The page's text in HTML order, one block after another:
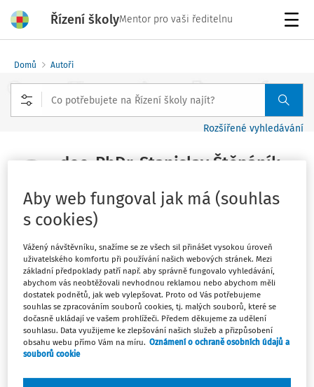
Řízení školyMentor pro vaši ředitelnu
Domů Autoři
Rozšířené vyhledávání
doc. PhDr. Stanislav Štěpáník,
Sledovat autora
Katedra českého jazyka a literatury, Pedagogická
fakulta Univerzity Palackého v Olomouci
Filtr
Aby web fungoval jak má (souhlas
s cookies)
Vážený návštěvníku, snažíme se ze všech sil přinášet vysokou úroveň
uživatelského komfortu při používání našich webových stránek. Mezi
základní předpoklady patří např. aby správně fungovalo vyhledávání,
abychom vás neobtěžovali nevhodnou reklamou nebo abychom měli
dostatek podnětů, jak web vylepšovat. Proto od Vás potřebujeme
souhlas se zpracováním souborů cookies, tj. malých souborů, které se
dočasně ukládají ve vašem prohlížeči. Předem děkujeme za udělení
souhlasu. Data využijeme ke zlepšování našich služeb a přizpůsobení
obsahu webu přímo Vám na míru. Oznámení o ochraně osobních údajů a
souborů cookie